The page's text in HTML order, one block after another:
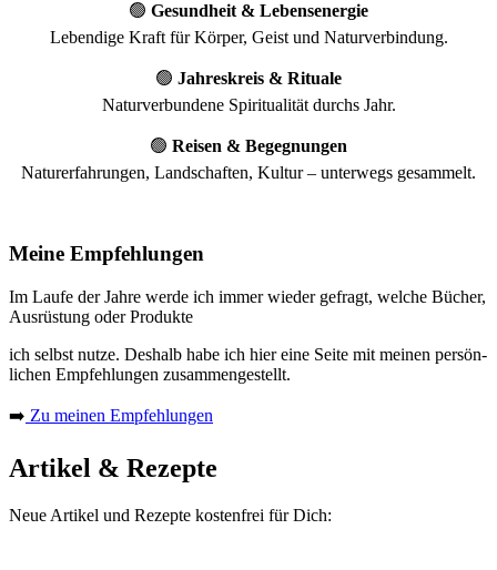
🟢 Gesund­heit & Lebens­en­er­gie
Leben­di­ge Kraft für Kör­per, Geist und Naturverbindung.
🟢 Jah­res­kreis & Ritua­le
Natur­ver­bun­de­ne Spi­ri­tua­li­tät durchs Jahr.
🟢 Rei­sen & Begeg­nun­gen
Natur­er­fah­run­gen, Land­schaf­ten, Kul­tur – unter­wegs gesammelt.
Meine Empfehlungen
Im Lau­fe der Jah­re wer­de ich immer wie­der gefragt, wel­che Bücher,
Aus­rüs­tung oder Produkte
ich selbst nut­ze. Des­halb habe ich hier eine Sei­te mit mei­nen per­sön­
li­chen Emp­feh­lun­gen zusammengestellt.
➡️ Zu mei­nen Empfehlungen
Artikel & Rezepte
Neue Arti­kel und Rezep­te kos­ten­frei für Dich: